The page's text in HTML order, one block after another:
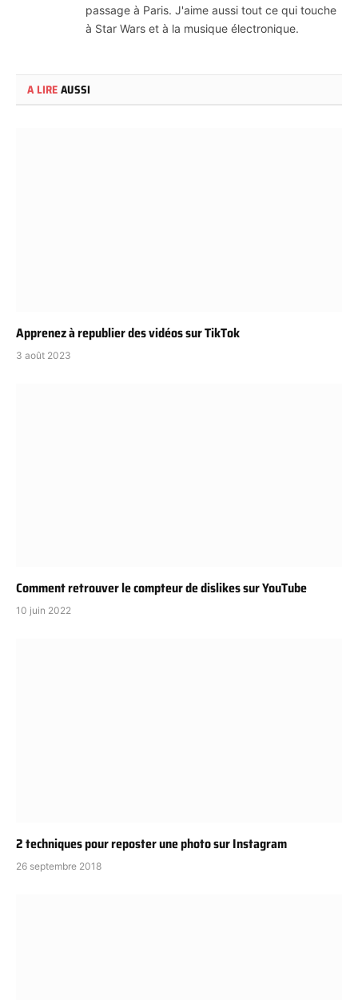
passage à Paris. J'aime aussi tout ce qui touche
à Star Wars et à la musique électronique.
A LIREAUSSI
Apprenez à republier des vidéos sur TikTok
3 août 2023
Comment retrouver le compteur de dislikes sur YouTube
10 juin 2022
2 techniques pour reposter une photo sur Instagram
26 septembre 2018